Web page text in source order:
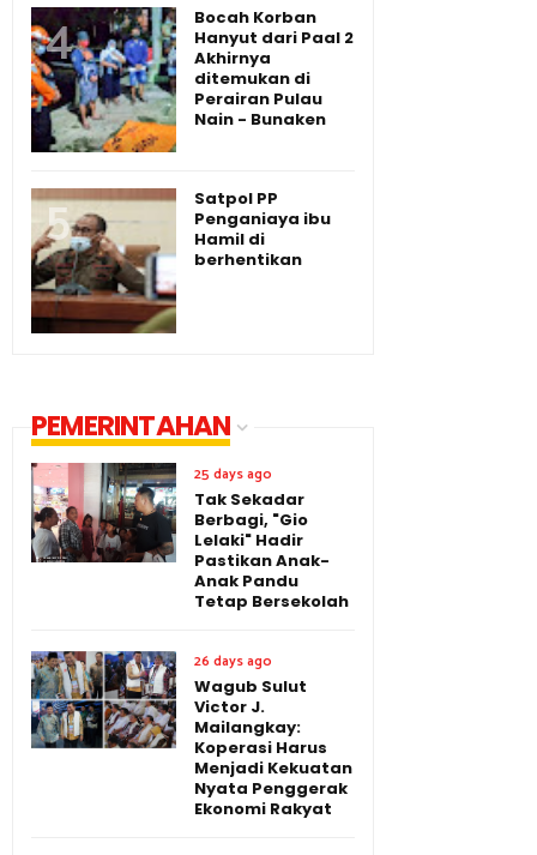
Bocah Korban
Hanyut dari Paal 2
Akhirnya
ditemukan di
Perairan Pulau
Nain - Bunaken
Satpol PP
Penganiaya ibu
Hamil di
berhentikan
PEMERINTAHAN
25 days ago
Tak Sekadar
Berbagi, "Gio
Lelaki" Hadir
Pastikan Anak-
Anak Pandu
Tetap Bersekolah
26 days ago
Wagub Sulut
Victor J.
Mailangkay:
Koperasi Harus
Menjadi Kekuatan
Nyata Penggerak
Ekonomi Rakyat